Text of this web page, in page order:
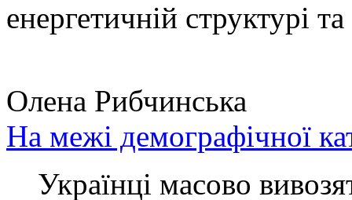
енергетичній структурі
Олена Рибчинська
На межі демографічної
Українці масово